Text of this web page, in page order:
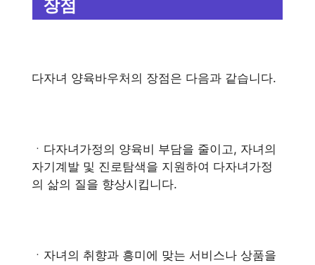
장점
다자녀 양육바우처의 장점은 다음과 같습니다.
ㆍ다자녀가정의 양육비 부담을 줄이고, 자녀의
자기계발 및 진로탐색을 지원하여 다자녀가정
의 삶의 질을 향상시킵니다.
ㆍ자녀의 취향과 흥미에 맞는 서비스나 상품을